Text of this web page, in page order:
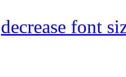
decrease font